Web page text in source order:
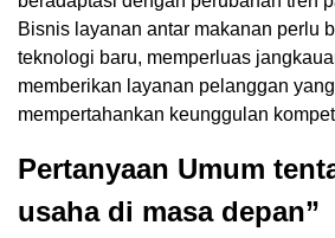
Bisnis layanan antar makanan perlu
teknologi baru, memperluas
memberikan layanan pelanggan
mempertahankan keunggulan
Pertanyaan Umum
usaha di masa depan”